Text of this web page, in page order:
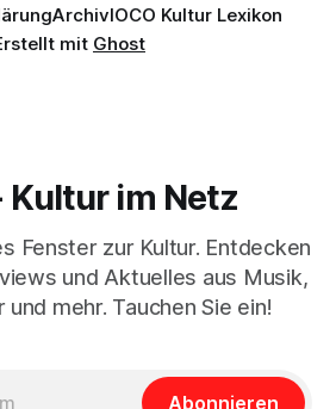
ArchivIOCO Kultur Lexikon
mit Ghost
Kultur im Netz
Fenster zur Kultur. Entdecken
und Aktuelles aus Musik,
mehr. Tauchen Sie ein!
Abonnieren